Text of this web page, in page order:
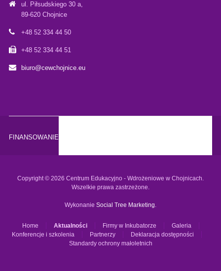
ul. Piłsudskiego 30 a,
89-620 Chojnice
+48 52 334 44 50
+48 52 334 44 51
biuro@cewchojnice.eu
FINANSOWANIE
Copyright © 2026 Centrum Edukacyjno - Wdrożeniowe w Chojnicach.
Wszelkie prawa zastrzeżone.
Wykonanie Social Tree Marketing
Home Aktualności Firmy w Inkubatorze
Galeria
Konferencje i szkolenia
Partnerzy
Deklaracja dostępności
Standardy ochrony małoletnich